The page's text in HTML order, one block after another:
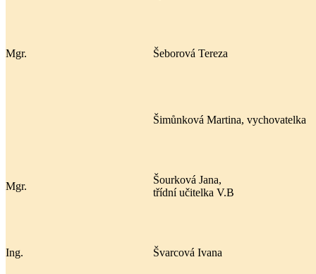
Mgr. Šeborová Tereza
Šimůnková Martina, vychovatelka
Mgr.
Šourková Jana,
třídní učitelka V.B
Ing. Švarcová Ivana